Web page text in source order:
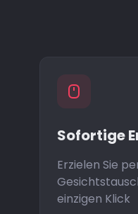
Sofortige
Erzielen Sie
einzigen Klick